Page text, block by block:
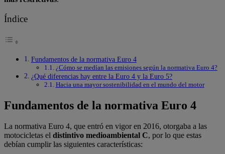
Índice
Fundamentos de la normativa Euro 4
¿Cómo se medían las emisiones según la normativa Euro 4?
¿Qué diferencias hay entre la Euro 4 y la Euro 5?
Hacia una mayor sostenibilidad en el mundo del motor
Fundamentos de la normativa Euro 4
La normativa Euro 4, que entró en vigor en 2016, otorgaba a las
motocicletas el distintivo medioambiental C, por lo que estas
debían cumplir las siguientes características: